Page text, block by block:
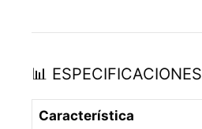
📊 ESPECIFICACIONES
Característica